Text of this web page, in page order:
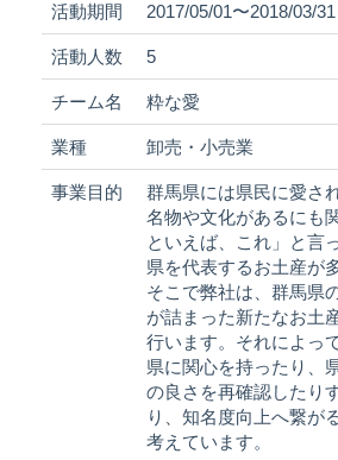
活動期間 2017/05/01〜2018/03/31
活動人数 5
チーム名 粋な愛
業種 卸売・小売業
事業目的
群馬県には県民に愛さ
名物や文化があるにも
といえば、これ」と言
県を代表するお土産が
そこで弊社は、群馬県
が詰まった新たなお土
行います。それによっ
県に関心を持ったり、
の良さを再確認したり
り、知名度向上へ繋が
考えています。